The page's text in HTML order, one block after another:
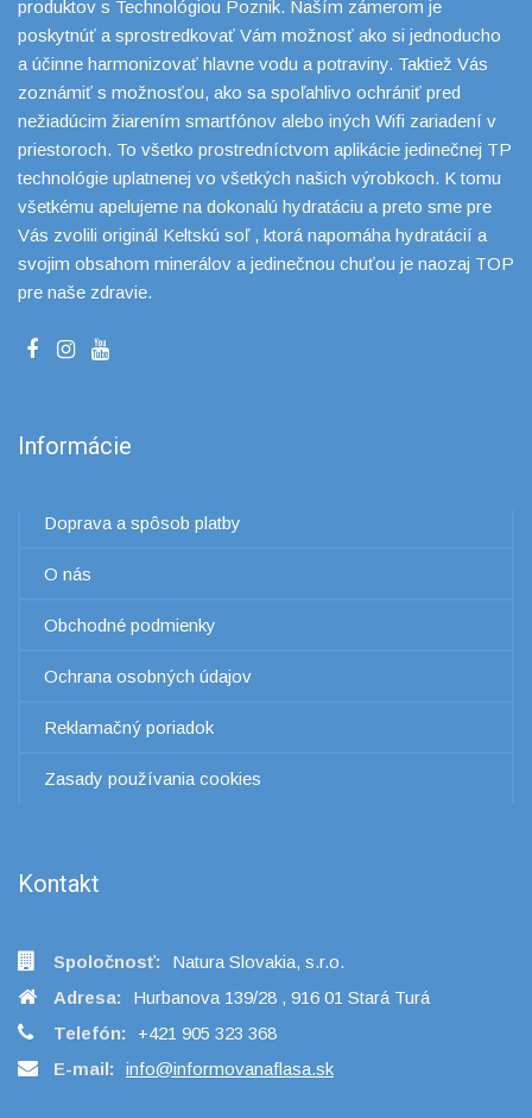
produktov s Technológiou Poznik. Naším zámerom je
poskytnúť a sprostredkovať Vám možnosť ako si jednoducho
a účinne harmonizovať hlavne vodu a potraviny. Taktiež Vás
zoznámiť s možnosťou, ako sa spoľahlivo ochrániť pred
nežiadúcim žiarením smartfónov alebo iných Wifi zariadení v
priestoroch. To všetko prostredníctvom aplikácie jedinečnej TP
technológie uplatnenej vo všetkých našich výrobkoch. K tomu
všetkému apelujeme na dokonalú hydratáciu a preto sme pre
Vás zvolili originál Keltskú soľ , ktorá napomáha hydratácií a
svojim obsahom minerálov a jedinečnou chuťou je naozaj TOP
pre naše zdravie.
Informácie
Doprava a spôsob platby
O nás
Obchodné podmienky
Ochrana osobných údajov
Reklamačný poriadok
Zasady používania cookies
Kontakt
Spoločnosť:
Natura Slovakia, s.r.o.
Adresa:
Hurbanova 139/28 , 916 01 Stará Turá
Telefón:
+421 905 323 368
E-mail: info@informovanaflasa.sk